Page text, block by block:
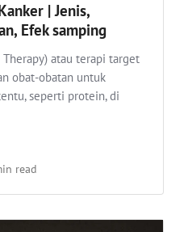
| Jenis,
Efek samping
atau terapi target
obat-obatan untuk
seperti protein, di
read